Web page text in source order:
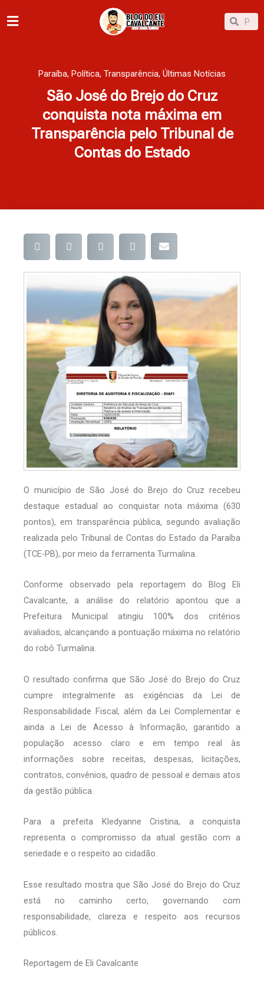
para
Pesquisar
Paraíba, Política, Transparência, Últimas Notícias
São José do Brejo do Cruz
conquista nota máxima em
Transparência pelo Tribunal de
Contas do Estado
O município de São José do Brejo do Cruz recebeu
destaque estadual ao conquistar nota máxima (630
pontos), em transparência pública, segundo avaliação
realizada pelo Tribunal de Contas do Estado da Paraíba
(TCE-PB), por meio da ferramenta Turmalina.
Conforme observado pela reportagem do Blog Eli
Cavalcante, a análise do relatório apontou que a
Prefeitura Municipal atingiu 100% dos critérios
avaliados, alcançando a pontuação máxima no relatório
do robô Turmalina.
O resultado confirma que São José do Brejo do Cruz
cumpre integralmente as exigências da Lei de
Responsabilidade Fiscal, além da Lei Complementar e
ainda a Lei de Acesso à Informação, garantido a
população acesso claro e em tempo real às
informações sobre receitas, despesas, licitações,
contratos, convênios, quadro de pessoal e demais atos
da gestão pública.
Para a prefeita Kledyanne Cristina, a conquista
representa o compromisso da atual gestão com a
seriedade e o respeito ao cidadão.
Esse resultado mostra que São José do Brejo do Cruz
está no caminho certo, governando com
responsabilidade, clareza e respeito aos recursos
públicos.
Reportagem de Eli Cavalcante